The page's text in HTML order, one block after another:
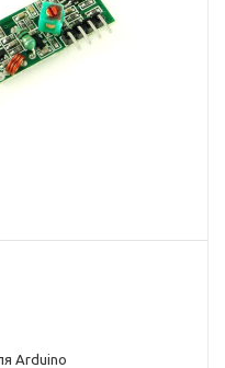
Arduino